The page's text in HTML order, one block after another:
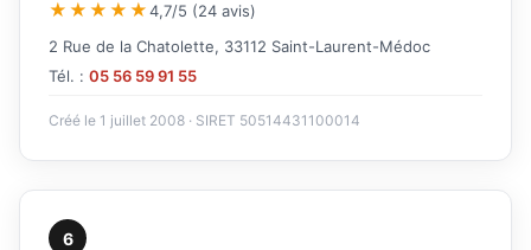
★★★★★4,7/5 (24 avis)
2 Rue de la Chatolette, 33112 Saint-Laurent-Médoc
Tél. : 05 56 59 91 55
Créé le 1 juillet 2008 · SIRET 50514431100014
6